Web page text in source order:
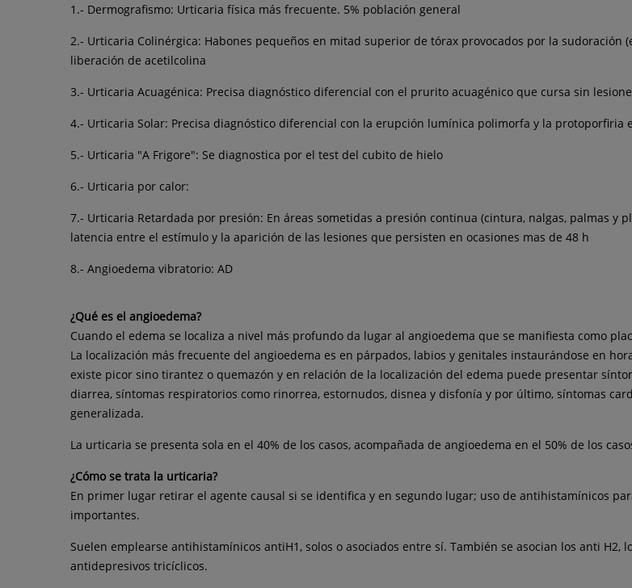
1.- Dermografismo: Urticaria física más frecuente. 5% población general
2.- Urticaria Colinérgica: Habones pequeños en mitad superior de tórax provocados por la sudoración
liberación de acetilcolina
3.- Urticaria Acuagénica: Precisa diagnóstico diferencial con el prurito acuagénico que cursa sin
4.- Urticaria Solar: Precisa diagnóstico diferencial con la erupción lumínica polimorfa y la protoporfiria
5.- Urticaria "A Frigore": Se diagnostica por el test del cubito de hielo
6.- Urticaria por calor:
7.- Urticaria Retardada por presión: En áreas sometidas a presión continua (cintura, nalgas, palmas y
latencia entre el estímulo y la aparición de las lesiones que persisten en ocasiones mas de 48 h
8.- Angioedema vibratorio: AD
¿Qué es el angioedema?
Cuando el edema se localiza a nivel más profundo da lugar al angioedema que se manifiesta como
La localización más frecuente del angioedema es en párpados, labios y genitales instaurándose en
existe picor sino tirantez o quemazón y en relación de la localización del edema puede presentar
diarrea, síntomas respiratorios como rinorrea, estornudos, disnea y disfonía y por último, síntomas
generalizada.
La urticaria se presenta sola en el 40% de los casos, acompañada de angioedema en el 50% de los
¿Cómo se trata la urticaria?
En primer lugar retirar el agente causal si se identifica y en segundo lugar; uso de antihistamínicos
importantes.
Suelen emplearse antihistamínicos antiH1, solos o asociados entre sí. También se asocian los anti
antidepresivos tricíclicos.